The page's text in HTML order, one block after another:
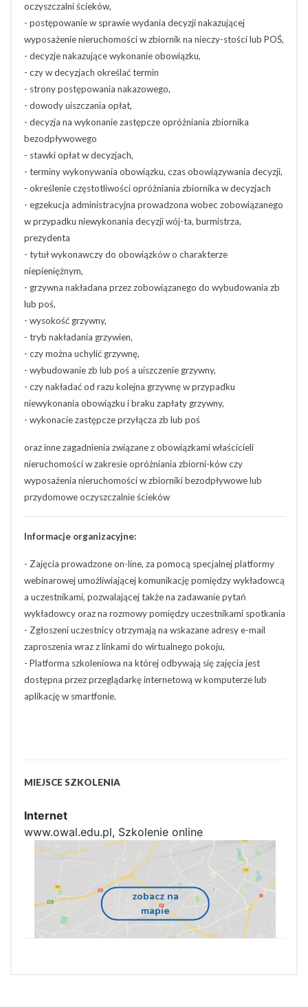
oczyszczalni ścieków,
- postępowanie w sprawie wydania decyzji nakazującej
wyposażenie nieruchomości w zbiornik na nieczy-stości lub POŚ,
- decyzje nakazujące wykonanie obowiązku,
- czy w decyzjach określać termin
- strony postępowania nakazowego,
- dowody uiszczania opłat,
- decyzja na wykonanie zastępcze opróżniania zbiornika
bezodpływowego
- stawki opłat w decyzjach,
- terminy wykonywania obowiązku, czas obowiązywania decyzji,
- określenie częstotliwości opróżniania zbiornika w decyzjach
- egzekucja administracyjna prowadzona wobec zobowiązanego
w przypadku niewykonania decyzji wój-ta, burmistrza,
prezydenta
- tytuł wykonawczy do obowiązków o charakterze
niepieniężnym,
- grzywna nakładana przez zobowiązanego do wybudowania zb
lub poś,
- wysokość grzywny,
- tryb nakładania grzywien,
- czy można uchylić grzywnę,
- wybudowanie zb lub poś a uiszczenie grzywny,
- czy nakładać od razu kolejna grzywnę w przypadku
niewykonania obowiązku i braku zapłaty grzywny,
- wykonacie zastępcze przyłącza zb lub poś
oraz inne zagadnienia związane z obowiązkami właścicieli
nieruchomości w zakresie opróżniania zbiorni-ków czy
wyposażenia nieruchomości w zbiorniki bezodpływowe lub
przydomowe oczyszczalnie ścieków
Informacje organizacyjne:
- Zajęcia prowadzone on-line, za pomocą specjalnej platformy
webinarowej umożliwiającej komunikację pomiędzy wykładowcą
a uczestnikami, pozwalającej także na zadawanie pytań
wykładowcy oraz na rozmowy pomiędzy uczestnikami spotkania
- Zgłoszeni uczestnicy otrzymają na wskazane adresy e-mail
zaproszenia wraz z linkami do wirtualnego pokoju,
- Platforma szkoleniowa na której odbywają się zajęcia jest
dostępna przez przeglądarkę internetową w komputerze lub
aplikację w smartfonie.
MIEJSCE SZKOLENIA
Internet
www.owal.edu.pl, Szkolenie online
zobacz na
mapie